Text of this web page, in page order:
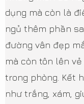
dụng mà còn là
ngủ thêm phần
đường vân đẹp
mà còn tôn lên
trong phòng. Kết
như trắng, xám,